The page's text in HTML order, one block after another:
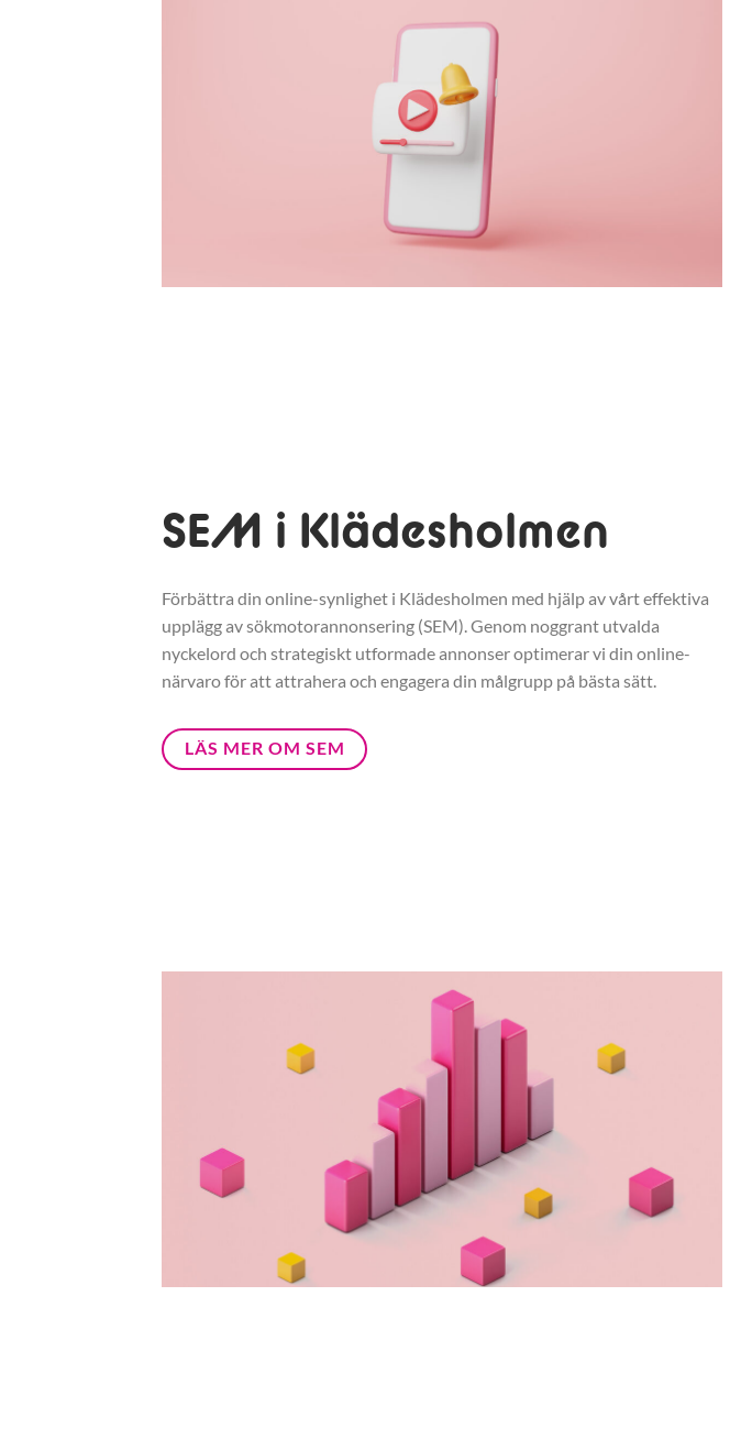
SEM i Klädesholmen
Förbättra din online-synlighet i Klädesholmen med hjälp av vårt effektiva
upplägg av sökmotorannonsering (SEM). Genom noggrant utvalda
nyckelord och strategiskt utformade annonser optimerar vi din online-
närvaro för att attrahera och engagera din målgrupp på bästa sätt.
LÄS MER OM SEM